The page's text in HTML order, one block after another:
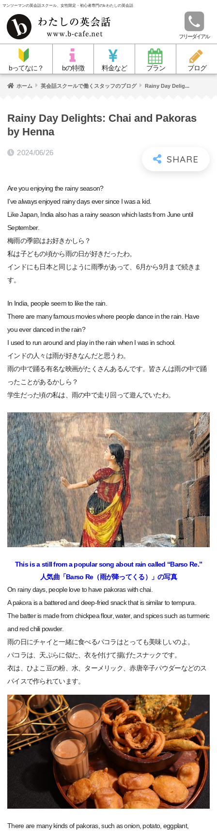
マンツーマンの英会話スクール、女性限定・初心者専門のb わたしの英会話
フリーダイアル
bってなに？ bの特徴 料金など プラン ブログ
ホーム 英会話スクールで働くスタッフのブログ Rainy Day Delig...
Rainy Day Delights: Chai and Pakoras
by Henna
2024/06/26
Are you enjoying the rainy season?
I’ve always enjoyed rainy days ever since I was a kid.
Like Japan, India also has a rainy season which lasts from June until
September.
梅雨の季節はお好きかしら？
私は子どもの頃から雨の日が好きだったわ。
インドにも日本と同じように雨季があって、6月から9月まで続きま
す。
In India, people seem to like the rain.
There are many famous movies where people dance in the rain. Have
you ever danced in the rain?
I used to run around and play in the rain when I was in school.
インドの人々は雨が好きなんだと思うわ。
雨の中で踊る有名な映画がたくさんあるんです。皆さんは雨の中で踊
ったことがあるかしら？
学生だった頃の私は、雨の中で走り回って遊んでいたわ。
This is a still from a popular song about rain called “Barso Re.”
人気曲「Barso Re（雨が降ってくる）」の写真
On rainy days, people love to have pakoras with chai.
A pakora is a battered and deep-fried snack that is similar to tempura.
The batter is made from chickpea flour, water, and spices such as turmeric
and red chili powder.
雨の日にチャイと一緒に食べるパコラはとっても美味しいのよ。
パコラは、天ぷらに似た、衣を付けて揚げたスナックです。
衣は、ひよこ豆の粉、水、ターメリック、赤唐辛子パウダーなどのス
パイスで作られています。
There are many kinds of pakoras, such as onion, potato, eggplant,